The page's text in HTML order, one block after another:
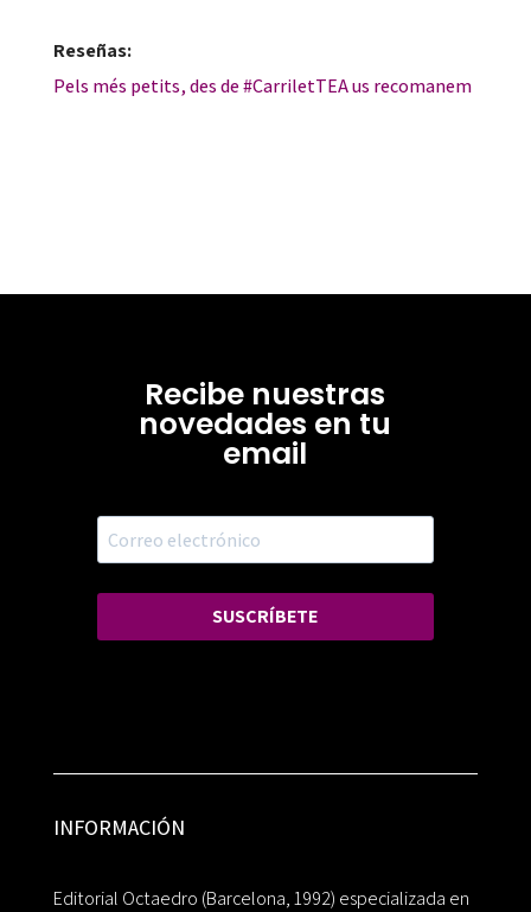
Reseñas:
Pels més petits, des de #CarriletTEA us recomanem
Recibe nuestras
novedades en tu
email
SUSCRÍBETE
INFORMACIÓN
Editorial Octaedro (Barcelona, 1992) especializada en